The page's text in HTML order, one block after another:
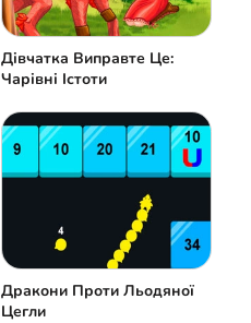
Дівчатка Виправте Це:
Чарівні Істоти
Дракони Проти Льодяної
Цегли